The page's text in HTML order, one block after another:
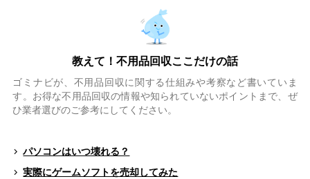
教えて！不用品回収ここだけの話
ゴミナビが、不用品回収に関する仕組みや考察など書いていま
す。お得な不用品回収の情報や知られていないポイントまで、ぜ
ひ業者選びのご参考にしてください。
パソコンはいつ壊れる？
実際にゲームソフトを売却してみた